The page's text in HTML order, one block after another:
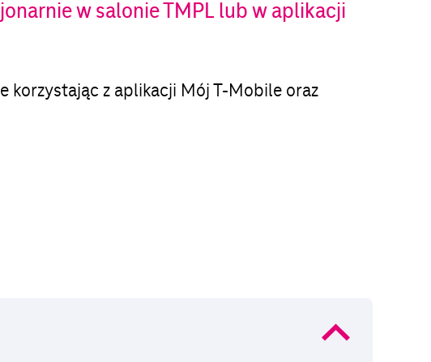
w salonie TMPL lub w aplikacji
korzystając z aplikacji Mój T-Mobile oraz